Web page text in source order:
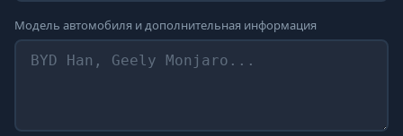
Модель автомобиля и дополнительная информация